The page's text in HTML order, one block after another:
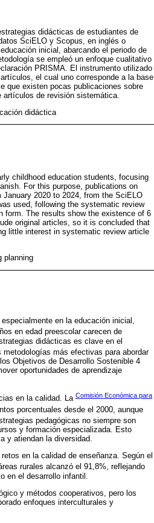
didácticas de estudiantes de
SciELO y Scopus, en inglés o
inicial, abarcando el periodo de
se empleó un enfoque cualitativo
PRISMA. El instrumento utilizado
el cual uno corresponde a la base
que existen pocas publicaciones sobre
de revisión sistemática.
didáctica
childhood education students, focusing
For this purpose, publications on
2020 to 2024, from the SciELO
used, following the systematic review
form. The results show the existence of 6
original articles, so it is concluded that
little interest in systematic review article
planning
en la educación inicial,
en edad preescolar carecen de
didácticas es clave en el
más efectivas para abordar
Objetivos de Desarrollo Sostenible 4
oportunidades de aprendizaje
en la calidad. La Comisión Económica para
porcentuales desde el 2000, aunque
pedagógicas no siempre son
y formación especializada. Esto
y atiendan la diversidad.
en la calidad de enseñanza. Según el
rurales alcanzó el 91,8%, reflejando
en el desarrollo infantil.
y métodos cooperativos, pero los
enfoques interculturales y